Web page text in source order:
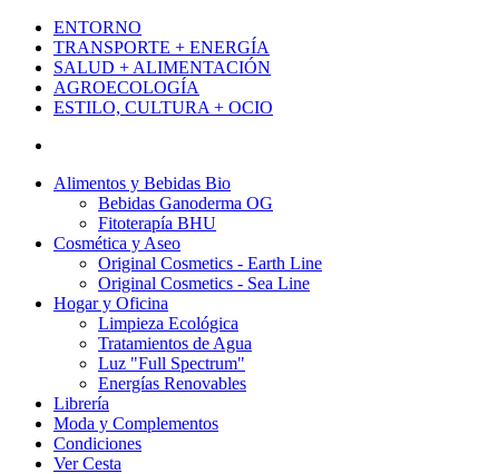
ENTORNO
TRANSPORTE + ENERGÍA
SALUD + ALIMENTACIÓN
AGROECOLOGÍA
ESTILO, CULTURA + OCIO
Alimentos y Bebidas Bio
Bebidas Ganoderma OG
Fitoterapía BHU
Cosmética y Aseo
Original Cosmetics - Earth Line
Original Cosmetics - Sea Line
Hogar y Oficina
Limpieza Ecológica
Tratamientos de Agua
Luz "Full Spectrum"
Energías Renovables
Librería
Moda y Complementos
Condiciones
Ver Cesta